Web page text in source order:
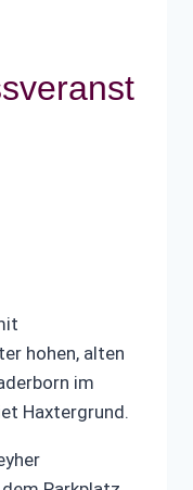
hohen, alten
im
Haxtergrund.